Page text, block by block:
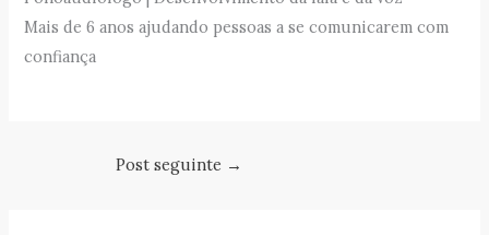
Mais de 6 anos ajudando pessoas a se comunicarem com
confiança
Post seguinte →